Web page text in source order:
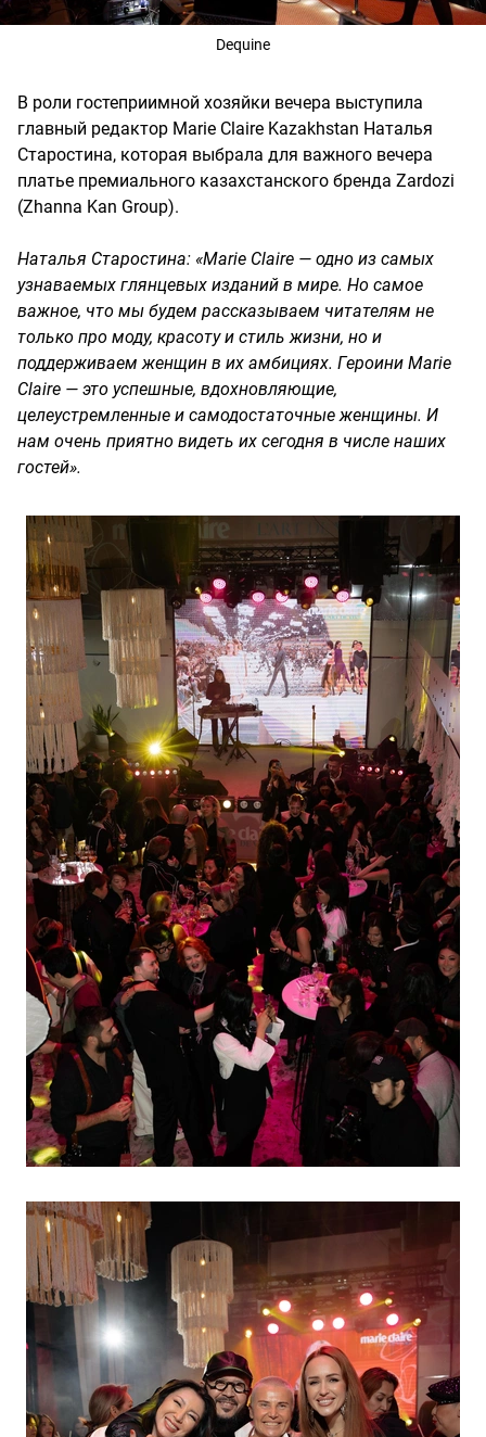
Dequine
В роли гостеприимной хозяйки вечера выступила
главный редактор Marie Claire Kazakhstan Наталья
Старостина, которая выбрала для важного вечера
платье премиального казахстанского бренда Zardozi
(Zhanna Kan Group).
Наталья Старостина: «Marie Claire — одно из самых
узнаваемых глянцевых изданий в мире. Но самое
важное, что мы будем рассказываем читателям не
только про моду, красоту и стиль жизни, но и
поддерживаем женщин в их амбициях. Героини Marie
Claire — это успешные, вдохновляющие,
целеустремленные и самодостаточные женщины. И
нам очень приятно видеть их сегодня в числе наших
гостей».